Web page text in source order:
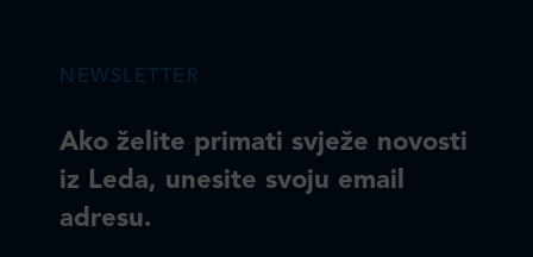
NEWSLETTER
Ako želite primati svježe novosti
iz Leda, unesite svoju email
adresu.